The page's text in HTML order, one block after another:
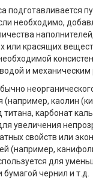
подготавливается
необходимо,
наполнителей,
или красящих
и механическим
(например, каолин
титана, карбонат
увеличения
свойств или
(например,
для
чернил и т.д.